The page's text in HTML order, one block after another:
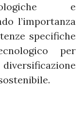
e
l’importanza
specifiche
per